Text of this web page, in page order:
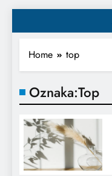
Home top
Oznaka:Top